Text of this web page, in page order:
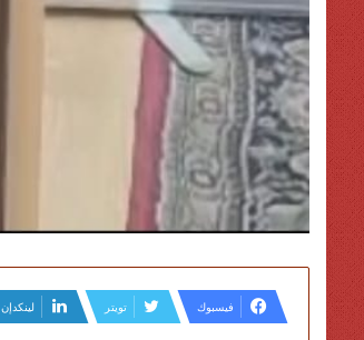
فيسبوك تويتر لينكدإن